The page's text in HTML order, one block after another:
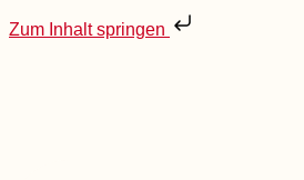
Zum Inhalt springen